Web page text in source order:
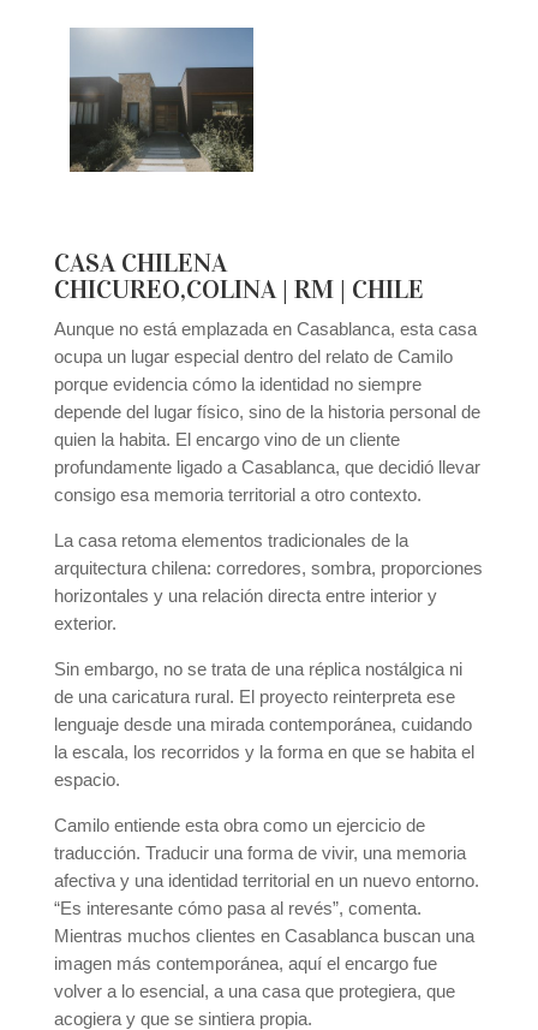
CASA CHILENA
CHICUREO,COLINA | RM | CHILE
Aunque no está emplazada en Casablanca, esta casa
ocupa un lugar especial dentro del relato de Camilo
porque evidencia cómo la identidad no siempre
depende del lugar físico, sino de la historia personal de
quien la habita. El encargo vino de un cliente
profundamente ligado a Casablanca, que decidió llevar
consigo esa memoria territorial a otro contexto.
La casa retoma elementos tradicionales de la
arquitectura chilena: corredores, sombra, proporciones
horizontales y una relación directa entre interior y
exterior.
Sin embargo, no se trata de una réplica nostálgica ni
de una caricatura rural. El proyecto reinterpreta ese
lenguaje desde una mirada contemporánea, cuidando
la escala, los recorridos y la forma en que se habita el
espacio.
Camilo entiende esta obra como un ejercicio de
traducción. Traducir una forma de vivir, una memoria
afectiva y una identidad territorial en un nuevo entorno.
“Es interesante cómo pasa al revés”, comenta.
Mientras muchos clientes en Casablanca buscan una
imagen más contemporánea, aquí el encargo fue
volver a lo esencial, a una casa que protegiera, que
acogiera y que se sintiera propia.